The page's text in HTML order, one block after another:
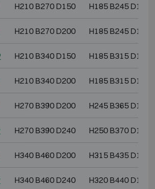
H210 B270 D150 H185 B245 D100
H210 B270 D200 H185 B245 D150
H210 B340 D150 H185 B315 D100
H210 B340 D200 H185 B315 D150
H270 B390 D200 H245 B365 D150
H270 B390 D240 H250 B370 D190
H340 B460 D200 H315 B435 D150
H340 B460 D240 H320 B440 D190